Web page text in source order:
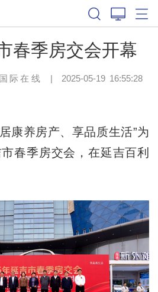
春季房交会开幕
际在线 | 2025-05-19 16:55:28
养房产、享品质生活”为
春季房交会，在延吉百利